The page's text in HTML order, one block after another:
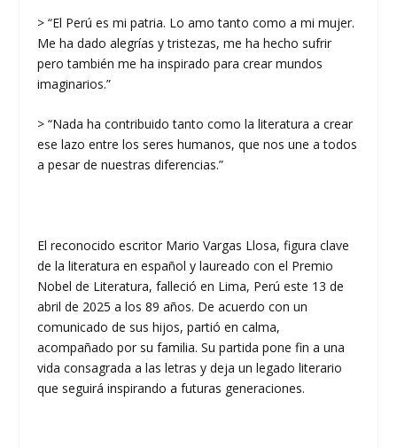
> “El Perú es mi patria. Lo amo tanto como a mi mujer.
Me ha dado alegrías y tristezas, me ha hecho sufrir
pero también me ha inspirado para crear mundos
imaginarios.”
> “Nada ha contribuido tanto como la literatura a crear
ese lazo entre los seres humanos, que nos une a todos
a pesar de nuestras diferencias.”
El reconocido escritor Mario Vargas Llosa, figura clave
de la literatura en español y laureado con el Premio
Nobel de Literatura, falleció en Lima, Perú este 13 de
abril de 2025 a los 89 años. De acuerdo con un
comunicado de sus hijos, partió en calma,
acompañado por su familia. Su partida pone fin a una
vida consagrada a las letras y deja un legado literario
que seguirá inspirando a futuras generaciones.